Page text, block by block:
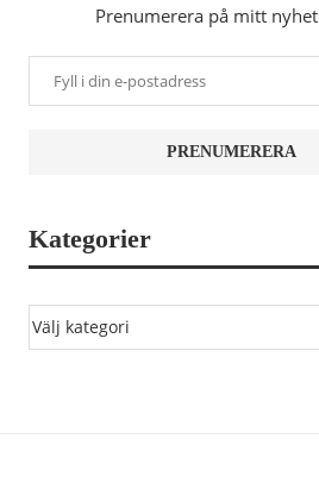
Prenumerera på mitt
Kategorier